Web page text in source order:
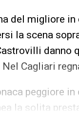
del migliore
la scena
danno
Cagliari
peggiore
la solita